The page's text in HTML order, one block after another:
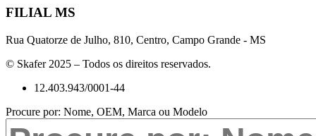
FILIAL MS
Rua Quatorze de Julho, 810, Centro, Campo Grande - MS
© Skafer 2025 – Todos os direitos reservados.
12.403.943/0001-44
Procure por: Nome, OEM, Marca ou Modelo